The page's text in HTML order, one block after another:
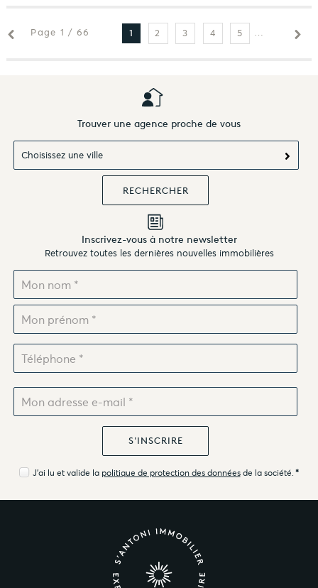
Page 1 / 66 1 2 3 4 5 7
Trouver une agence proche de vous
Choisissez une ville
Inscrivez-vous à notre newsletter
Retrouvez toutes les dernières nouvelles immobilières
J'ai lu et valide la politique de protection des donnéesde la société. *